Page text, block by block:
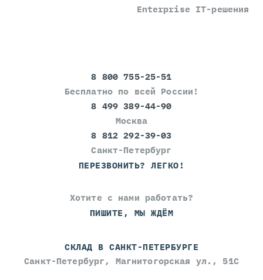
Enterprise IT-решения
8 800 755-25-51
Бесплатно по всей России!
8 499 389-44-90
Москва
8 812 292-39-03
Санкт-Петербург
ПЕРЕЗВОНИТЬ? ЛЕГКО!
Хотите с нами работать?
ПИШИТЕ, МЫ ЖДЁМ
СКЛАД В САНКТ-ПЕТЕРБУРГЕ
Санкт-Петербург, Магнитогорская ул., 51С